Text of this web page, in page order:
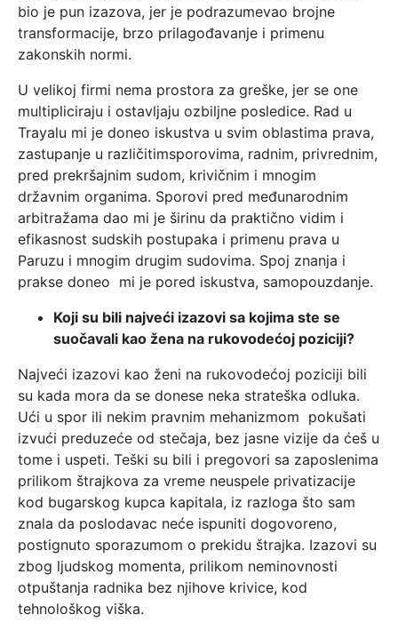
bio je pun izazova, jer je podrazumevao brojne
transformacije, brzo prilagođavanje i primenu
zakonskih normi.
U velikoj firmi nema prostora za greške, jer se one
multipliciraju i ostavljaju ozbiljne posledice. Rad u
Trayalu mi je doneo iskustva u svim oblastima prava,
zastupanje u različitimsporovima, radnim, privrednim,
pred prekršajnim sudom, krivičnim i mnogim
državnim organima. Sporovi pred međunarodnim
arbitražama dao mi je širinu da praktično vidim i
efikasnost sudskih postupaka i primenu prava u
Paruzu i mnogim drugim sudovima. Spoj znanja i
prakse doneo mi je pored iskustva, samopouzdanje.
Koji su bili najveći izazovi sa kojima ste se
suočavali kao žena na rukovodećoj poziciji?
Najveći izazovi kao ženi na rukovodećoj poziciji bili
su kada mora da se donese neka strateška odluka.
Ući u spor ili nekim pravnim mehanizmom pokušati
izvući preduzeće od stečaja, bez jasne vizije da ćeš u
tome i uspeti. Teški su bili i pregovori sa zaposlenima
prilikom štrajkova za vreme neuspele privatizacije
kod bugarskog kupca kapitala, iz razloga što sam
znala da poslodavac neće ispuniti dogovoreno,
postignuto sporazumom o prekidu štrajka. Izazovi su
zbog ljudskog momenta, prilikom neminovnosti
otpuštanja radnika bez njihove krivice, kod
tehnološkog viška.